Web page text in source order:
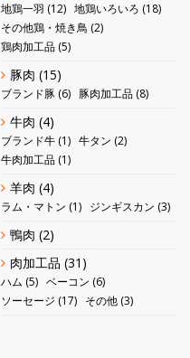
地鶏一羽 (12) 地鶏いろいろ (18)
その他鶏・焼き鳥 (2)
鶏肉加工品 (5)
豚肉 (15)
ブランド豚 (6) 豚肉加工品 (8)
牛肉 (4)
ブランド牛 (1) 牛タン (2)
牛肉加工品 (1)
羊肉 (4)
ラム・マトン (1) ジンギスカン (3)
鴨肉 (2)
肉加工品 (31)
ハム (5) ベーコン (6)
ソーセージ (17) その他 (3)